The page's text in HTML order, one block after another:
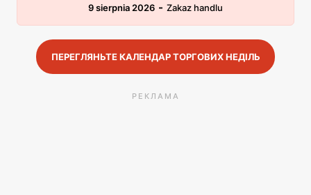
9 sierpnia 2026 - Zakaz handlu
ПЕРЕГЛЯНЬТЕ КАЛЕНДАР ТОРГОВИХ НЕДІЛЬ
РЕКЛАМА